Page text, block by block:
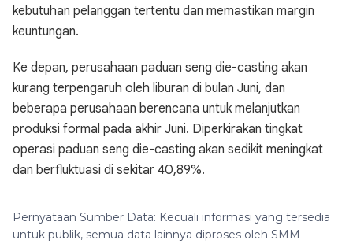
kebutuhan pelanggan tertentu dan memastikan margin
keuntungan.
Ke depan, perusahaan paduan seng die-casting akan
kurang terpengaruh oleh liburan di bulan Juni, dan
beberapa perusahaan berencana untuk melanjutkan
produksi formal pada akhir Juni. Diperkirakan tingkat
operasi paduan seng die-casting akan sedikit meningkat
dan berfluktuasi di sekitar 40,89%.
Pernyataan Sumber Data: Kecuali informasi yang tersedia
untuk publik, semua data lainnya diproses oleh SMM